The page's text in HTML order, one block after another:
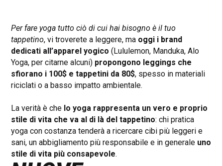
Per fare yoga tutto ciò di cui hai bisogno è il tuo
tappetino, vi troverete a leggere, ma oggi i brand
dedicati all’apparel yogico (Lululemon, Manduka, Alo
Yoga, per citarne alcuni) propongono leggings che
sfiorano i 100$ e tappetini da 80$, spesso in materiali
riciclati o a basso impatto ambientale.
La verità è che lo yoga rappresenta un vero e proprio
stile di vita che va al di là del tappetino: chi pratica
yoga con costanza tenderà a ricercare cibi più leggeri e
sani, un abbigliamento più responsabile e in generale uno
stile di vita più consapevole.